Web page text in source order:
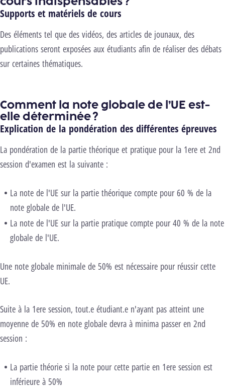
Supports et matériels de cours
Des éléments tel que des vidéos, des articles de jounaux, des
publications seront exposées aux étudiants afin de réaliser des débats
sur certaines thématiques.
Comment la note globale de l’UE est-
elle déterminée ?
Explication de la pondération des différentes épreuves
La pondération de la partie théorique et pratique pour la 1ere et 2nd
session d'examen est la suivante :
La note de l'UE sur la partie théorique compte pour 60 % de la
note globale de l'UE.
La note de l'UE sur la partie pratique compte pour 40 % de la note
globale de l'UE.
Une note globale minimale de 50% est nécessaire pour réussir cette
UE.
Suite à la 1ere session, tout.e étudiant.e n'ayant pas atteint une
moyenne de 50% en note globale devra à minima passer en 2nd
session :
La partie théorie si la note pour cette partie en 1ere session est
inférieure à 50%